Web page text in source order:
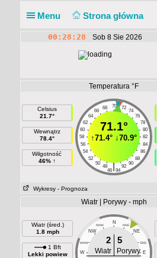
Menu Strona główna
00:28:28 Sob 8 Sie 2026
Temperatura °F
Celsius
21.7°
Wewnątrz
78.4°
Wilgotność
46% ↑
70
68 72
66
74
64
76
62
78
60
80
58
82
56
84
54
86
52
88
50
90
48 92
|
46 94
71.1°
↑71.4° ↓70.9°
Wykresy - Prognoza
Wiatr | Porywy - mph
Wiatr (śred.)
1.8 mph
1 Bft
Lekki powiew
N
NNW NNE
NW NE
WNW ENE
W E
2 5
Wiatr
Porywy